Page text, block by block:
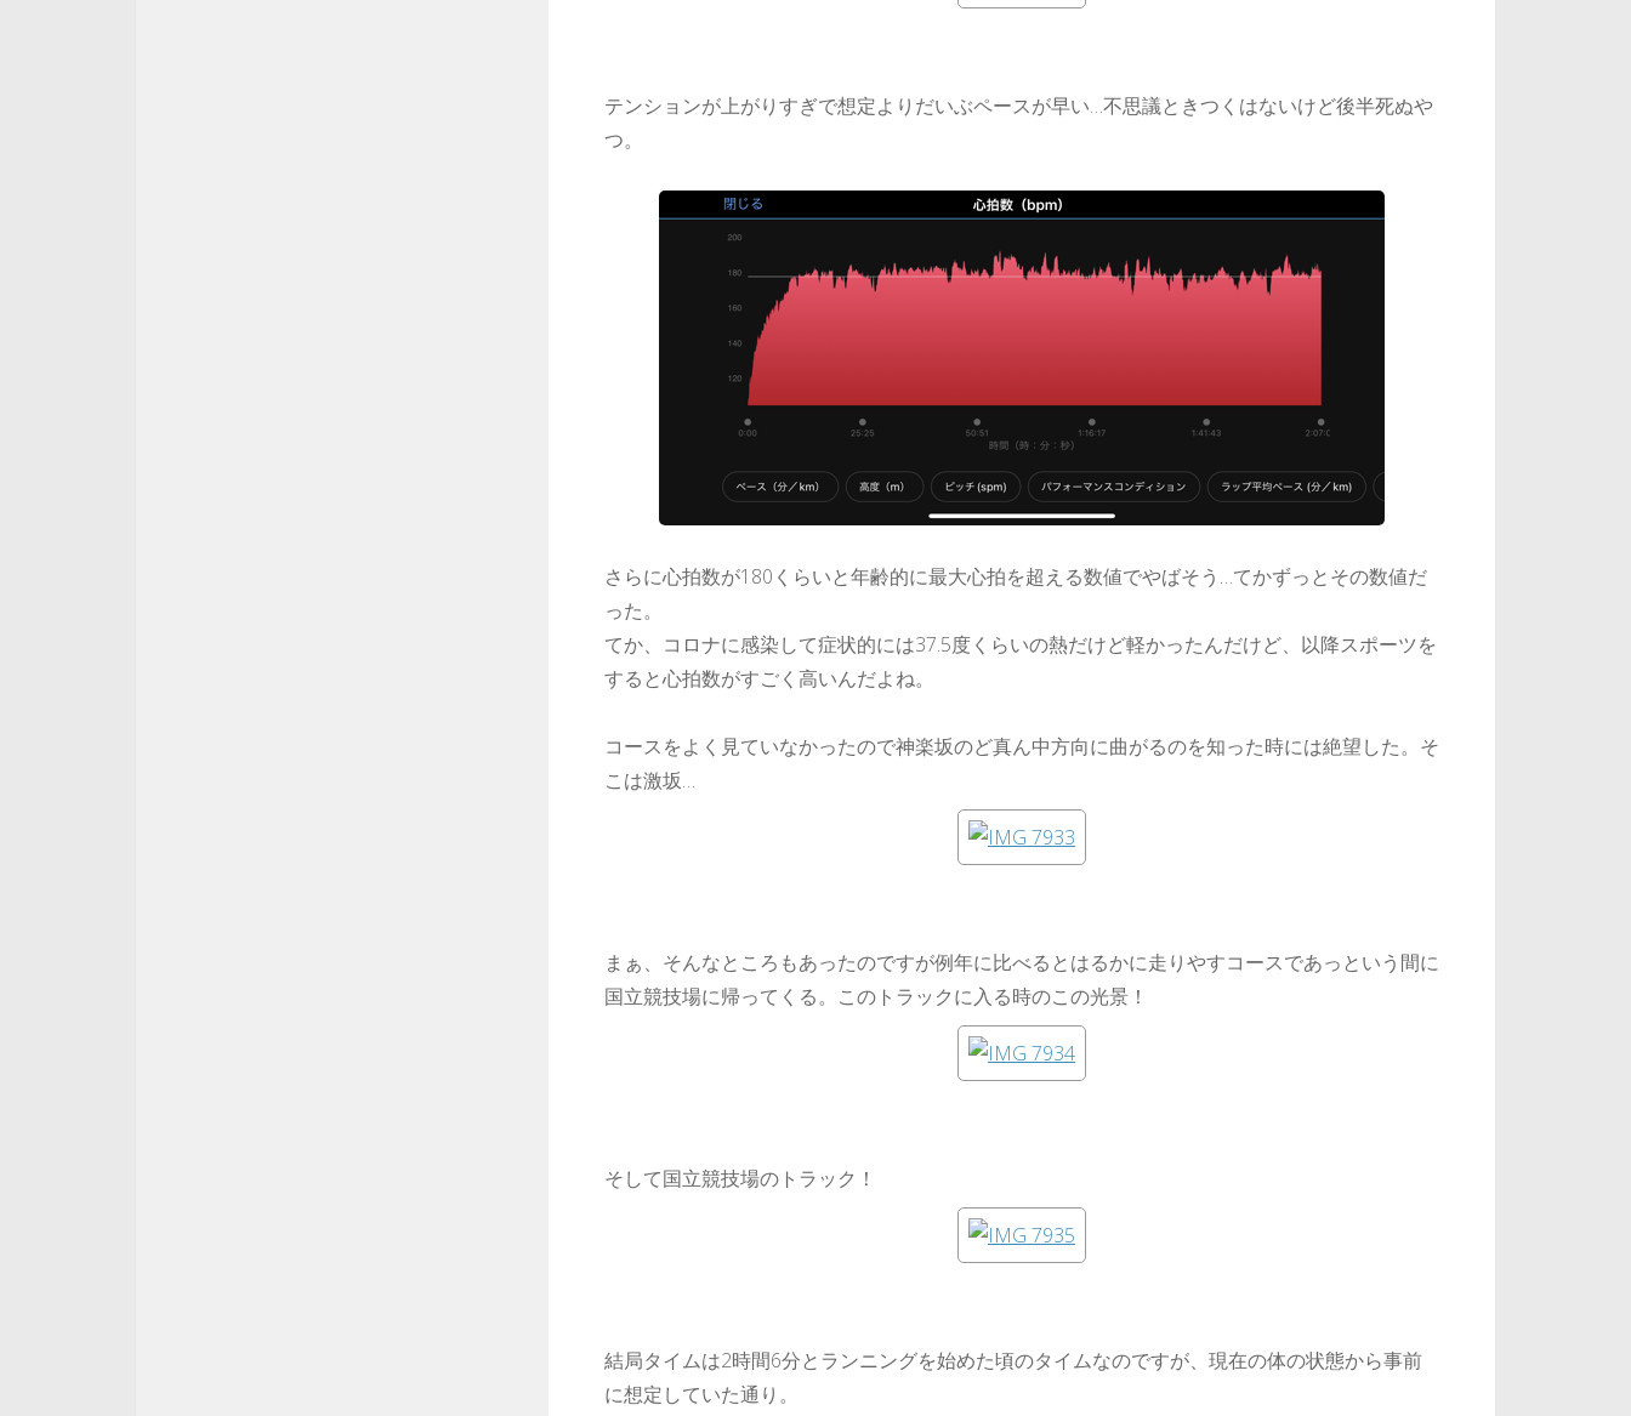
テンションが上がりすぎで想定よりだいぶペースが早い…不思議ときつくはないけど後半死ぬや
つ。
さらに心拍数が180くらいと年齢的に最大心拍を超える数値でやばそう…てかずっとその数値だ
った。
てか、コロナに感染して症状的には37.5度くらいの熱だけど軽かったんだけど、以降スポーツを
すると心拍数がすごく高いんだよね。
コースをよく見ていなかったので神楽坂のど真ん中方向に曲がるのを知った時には絶望した。そ
こは激坂…
まぁ、そんなところもあったのですが例年に比べるとはるかに走りやすコースであっという間に
国立競技場に帰ってくる。このトラックに入る時のこの光景！
そして国立競技場のトラック！
結局タイムは2時間6分とランニングを始めた頃のタイムなのですが、現在の体の状態から事前
に想定していた通り。